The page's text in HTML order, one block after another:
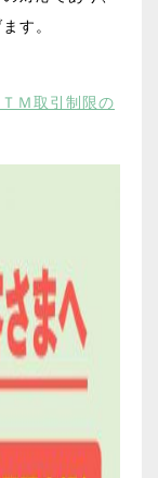
す。
Ｍ取引制限の